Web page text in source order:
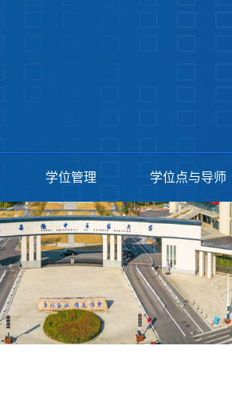
学位管理 学位点与导师